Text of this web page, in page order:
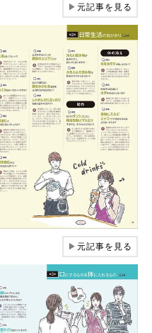
▶元記事を見る
▶元記事を見る